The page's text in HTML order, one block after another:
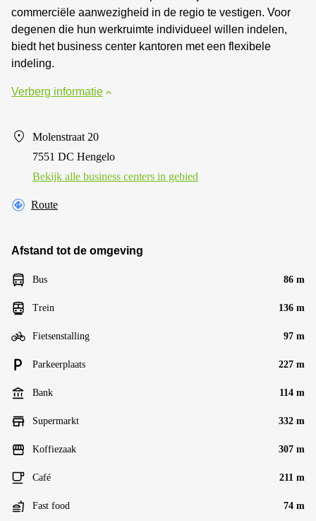
commerciële aanwezigheid in de regio te vestigen. Voor
degenen die hun werkruimte individueel willen indelen,
biedt het business center kantoren met een flexibele
indeling.
Verberg informatie
Molenstraat 20
7551 DC Hengelo
Bekijk alle business centers in gebied
Route
Afstand tot de omgeving
Bus 86 m
Trein 136 m
Fietsenstalling 97 m
Parkeerplaats 227 m
Bank 114 m
Supermarkt 332 m
Koffiezaak 307 m
Café 211 m
Fast food 74 m